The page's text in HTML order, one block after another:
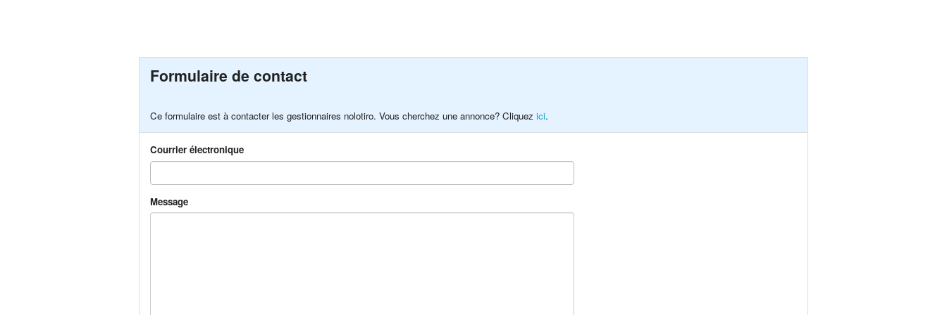
Formulaire de contact
Ce formulaire est à contacter les gestionnaires nolotiro. Vous cherchez une annonce? Cliquez ici.
Courrier électronique
Message